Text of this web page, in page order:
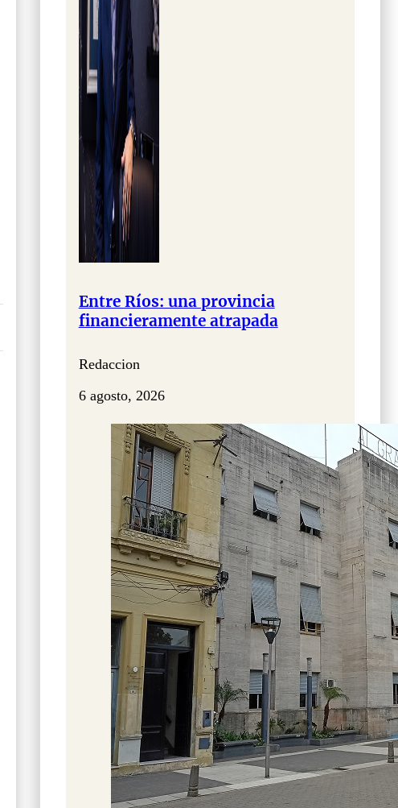
Entre Ríos: una provincia
financieramente atrapada
Redaccion
6 agosto, 2026